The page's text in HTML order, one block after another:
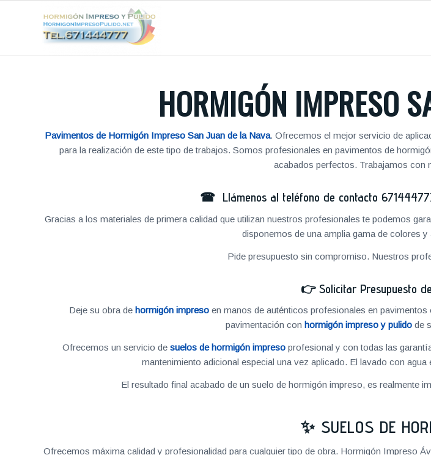
HORMIGÓN IMPRESO
Pavimentos de Hormigón Impreso San Juan de la Nava. Ofrecemos el mejor servicio de
para la realización de este tipo de trabajos. Somos profesionales en pavimentos de
acabados perfectos. Trabajamos con
☎ Llámenos al teléfono de contacto
Gracias a los materiales de primera calidad que utilizan nuestros profesionales te podemos
disponemos de una amplia gama de colores
Pide presupuesto sin compromiso. Nuestros
👉 Solicitar Presupuesto
Deje su obra de hormigón impresoen manos de auténticos profesionales en
pavimentación con hormigón impreso y pulidode
Ofrecemos un servicio de suelos de hormigón impresoprofesional y con todas las
mantenimiento adicional especial una vez aplicado. El lavado con
El resultado final acabado de un suelo de hormigón impreso, es realmente
✨ SUELOS DE
Ofrecemos máxima calidad y profesionalidad para cualquier tipo de obra. Hormigón Impreso